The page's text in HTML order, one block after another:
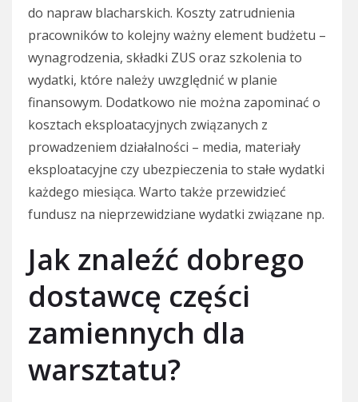
do napraw blacharskich. Koszty zatrudnienia
pracowników to kolejny ważny element budżetu –
wynagrodzenia, składki ZUS oraz szkolenia to
wydatki, które należy uwzględnić w planie
finansowym. Dodatkowo nie można zapominać o
kosztach eksploatacyjnych związanych z
prowadzeniem działalności – media, materiały
eksploatacyjne czy ubezpieczenia to stałe wydatki
każdego miesiąca. Warto także przewidzieć
fundusz na nieprzewidziane wydatki związane np.
Jak znaleźć dobrego
dostawcę części
zamiennych dla
warsztatu?